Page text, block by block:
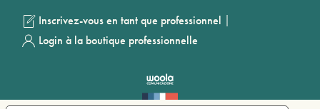
Inscrivez-vous en tant que professionnel |
Login à la boutique professionnelle